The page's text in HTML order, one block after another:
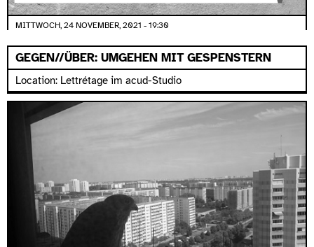
MITTWOCH, 24 NOVEMBER, 2021 - 19:30
GEGEN//ÜBER: UMGEHEN MIT GESPENSTERN
Location: Lettrétage im acud-Studio